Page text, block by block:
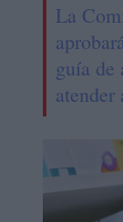
La
guía de
atender